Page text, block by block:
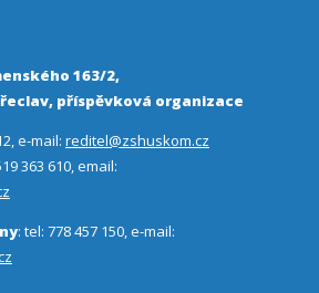
163/2,
příspěvková organizace
e-mail: reditel@zshuskom.cz
363 610, email:
: tel: 778 457 150, e-mail: